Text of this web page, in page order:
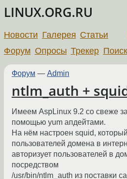
LINUX.ORG.RU
Новости Галерея Статьи
Форум Опросы Трекер Поиск
Форум — Admin
ntlm_auth +
Имеем AspLinux 9.2 cо свеже
помощью yum апдейтами.
На нём настроен squid,
пользователей домена в
авторизует пользователей в
посредством
/usr/bin/ntlm_auth из поставки